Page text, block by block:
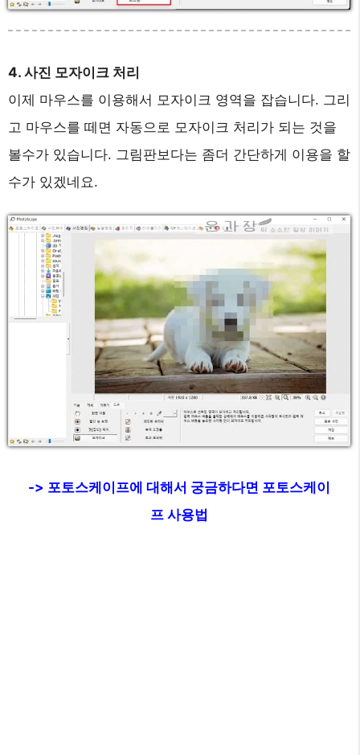
4. 사진 모자이크 처리
이제 마우스를 이용해서 모자이크 영역을 잡습니다. 그리
고 마우스를 떼면 자동으로 모자이크 처리가 되는 것을
볼수가 있습니다. 그림판보다는 좀더 간단하게 이용을 할
수가 있겠네요.
-> 포토스케이프에 대해서 궁금하다면 포토스케이
프 사용법